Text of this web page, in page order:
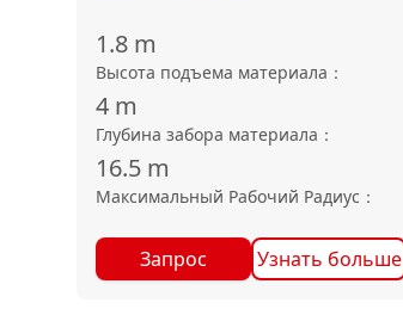
1.8 m
Высота подъема материала ：
4 m
Глубина забора материала ：
16.5 m
Максимальный Рабочий Радиус ：
Запрос Узнать больше